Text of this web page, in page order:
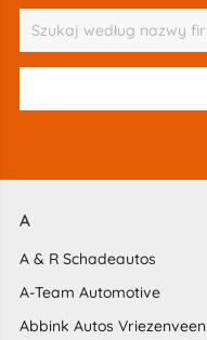
A
A & R Schadeautos
A-Team Automotive
Abbink Autos Vriezenveen